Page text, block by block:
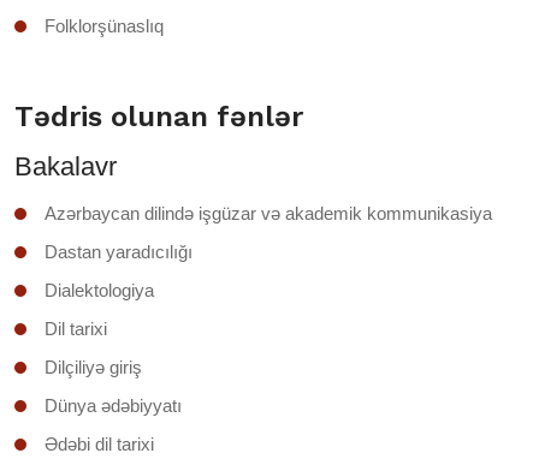
Folklorşünaslıq
Tədris olunan fənlər
Bakalavr
Azərbaycan dilində işgüzar və akademik kommunikasiya
Dastan yaradıcılığı
Dialektologiya
Dil tarixi
Dilçiliyə giriş
Dünya ədəbiyyatı
Ədəbi dil tarixi